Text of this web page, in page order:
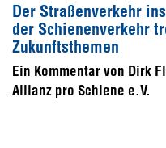
Der Straßenverkehr
der Schienenverkehr
Zukunftsthemen
Ein Kommentar von Dirk
Allianz pro Schiene e.V.